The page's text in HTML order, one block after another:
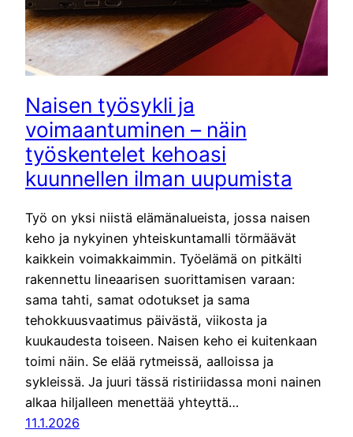
Naisen työsykli ja
voimaantuminen – näin
työskentelet kehoasi
kuunnellen ilman uupumista
Työ on yksi niistä elämänalueista, jossa naisen
keho ja nykyinen yhteiskuntamalli törmäävät
kaikkein voimakkaimmin. Työelämä on pitkälti
rakennettu lineaarisen suorittamisen varaan:
sama tahti, samat odotukset ja sama
tehokkuusvaatimus päivästä, viikosta ja
kuukaudesta toiseen. Naisen keho ei kuitenkaan
toimi näin. Se elää rytmeissä, aalloissa ja
sykleissä. Ja juuri tässä ristiriidassa moni nainen
alkaa hiljalleen menettää yhteyttä…
11.1.2026